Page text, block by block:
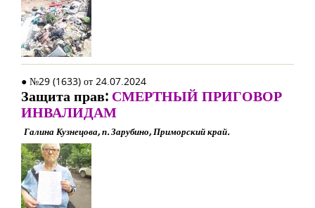
● №29 (1633) от 24.07.2024
Защита прав: СМЕРТНЫЙ ПРИГОВОР
ИНВАЛИДАМ
Галина Кузнецова, п. Зарубино, Приморский край.